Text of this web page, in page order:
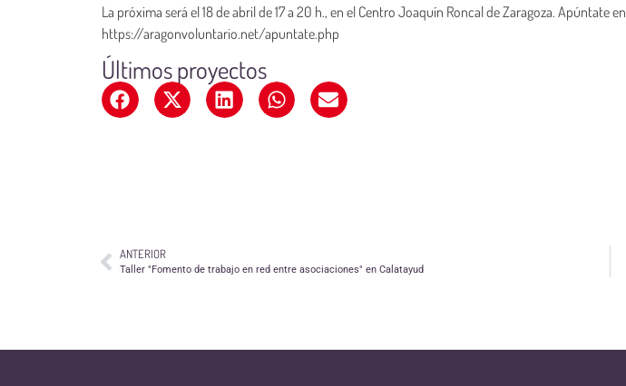
La próxima será el 18 de abril de 17 a 20 h., en el Centro Joaquín Roncal de Zaragoza. Apúntate en
https://aragonvoluntario.net/apuntate.php
Últimos proyectos
ANTERIOR
Taller "Fomento de trabajo en red entre asociaciones" en Calatayud